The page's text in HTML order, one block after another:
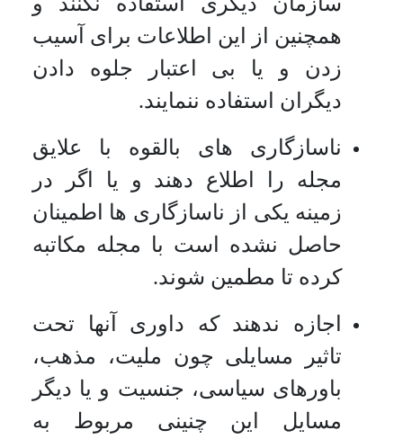
همچنین از این اطلاعات برای آسیب
زدن و یا بی اعتبار جلوه دادن
دیگران استفاده ننمایند.
ناسازگاری های بالقوه با علایق
مجله را اطلاع دهند و یا اگر در
زمینه یکی از ناسازگاری ها اطمینان
حاصل نشده است با مجله مکاتبه
کرده تا مطمین شوند.
اجازه ندهند که داوری آنها تحت
تاثیر مسایلی چون ملیت، مذهب،
باورهای سیاسی، جنسیت و یا دیگر
مسایل این چنینی مربوط به